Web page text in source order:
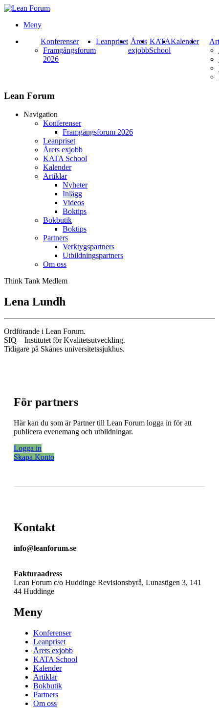
Meny
Konferenser
Framgångsforum
2026
Leanpriset Årets
exjobb
KATA
School
Kalender
Lean Forum
Navigation
Konferenser
Framgångsforum 2026
Leanpriset
Årets exjobb
KATA School
Kalender
Artiklar
Nyheter
Inlägg
Videos
Boktips
Bokbutik
Boktips
Partners
Verktygspartners
Utbildningspartners
Om oss
Think Tank Medlem
Lena Lundh
Ordförande i Lean Forum.
SIQ – Institutet för Kvalitetsutveckling.
Tidigare på Skånes universitetssjukhus.
För partners
Här kan du som är Partner till Lean Forum logga in för att
publicera evenemang och utbildningar.
Logga in
Skapa Konto
Kontakt
info@leanforum.se
Fakturaadress
Lean Forum c/o Huddinge Revisionsbyrå, Lunastigen 3, 141
44 Huddinge
Meny
Konferenser
Leanpriset
Årets exjobb
KATA School
Kalender
Artiklar
Bokbutik
Partners
Om oss